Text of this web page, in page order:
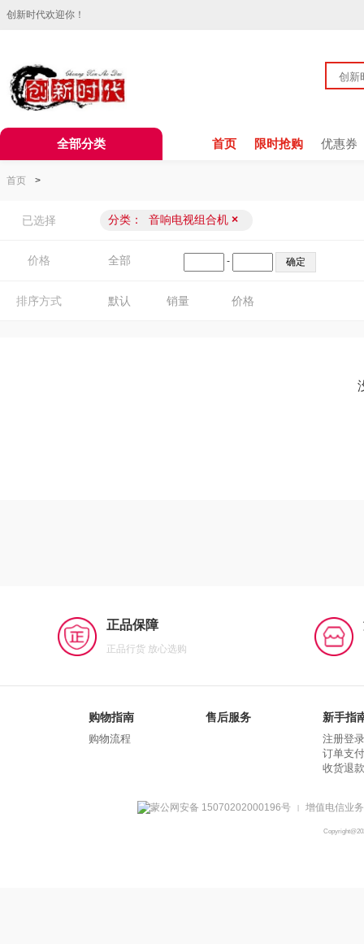
创新时代欢迎你！
全部分类 首页 限时抢购 优惠券
首页 >
已选择 分类： 音响电视组合机 ×
价格 全部 -
排序方式 默认 销量 价格
正品保障
正品行货 放心选购
购物指南
购物流程
售后服务 新手指
注册登录
订单支付
收货退款
蒙公网安备 15070202000196号 增值电信业